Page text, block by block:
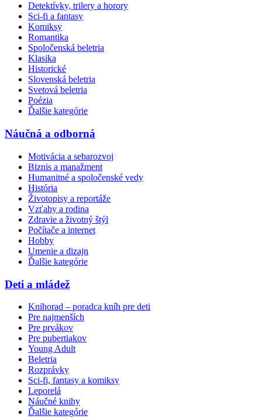
Detektívky, trilery a horory
Sci-fi a fantasy
Komiksy
Romantika
Spoločenská beletria
Klasika
Historické
Slovenská beletria
Svetová beletria
Poézia
Ďalšie kategórie
Náučná a odborná
Motivácia a sebarozvoj
Biznis a manažment
Humanitné a spoločenské vedy
História
Životopisy a reportáže
Vzťahy a rodina
Zdravie a životný štýl
Počítače a internet
Hobby
Umenie a dizajn
Ďalšie kategórie
Deti a mládež
Knihorad – poradca kníh pre deti
Pre najmenších
Pre prvákov
Pre pubertiakov
Young Adult
Beletria
Rozprávky
Sci-fi, fantasy a komiksy
Leporelá
Náučné knihy
Ďalšie kategórie